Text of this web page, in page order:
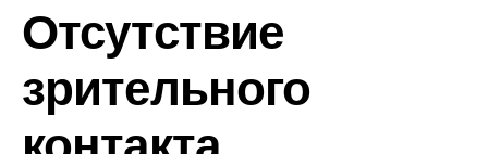
Отсутствие
зрительного